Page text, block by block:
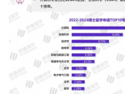
财
经
登录